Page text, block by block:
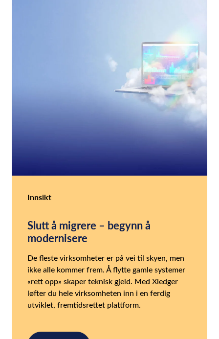
Innsikt
Slutt å migrere – begynn å
modernisere
De fleste virksomheter er på vei til skyen, men
ikke alle kommer frem. Å flytte gamle systemer
«rett opp» skaper teknisk gjeld. Med Xledger
løfter du hele virksomheten inn i en ferdig
utviklet, fremtidsrettet plattform.